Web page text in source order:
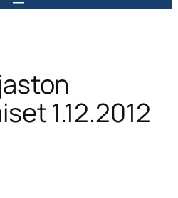
1.12.2012